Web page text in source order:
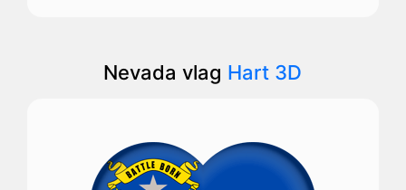
Nevada vlag Hart 3D